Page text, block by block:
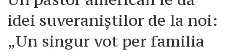
idei suveraniștilor de la noi:
„Un singur vot per familia